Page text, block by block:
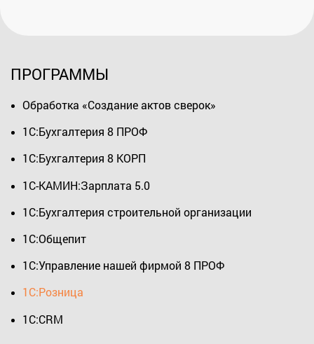
ПРОГРАММЫ
Обработка «Создание актов сверок»
1С:Бухгалтерия 8 ПРОФ
1С:Бухгалтерия 8 КОРП
1С-КАМИН:Зарплата 5.0
1С:Бухгалтерия строительной организации
1С:Общепит
1С:Управление нашей фирмой 8 ПРОФ
1С:Розница
1С:CRM